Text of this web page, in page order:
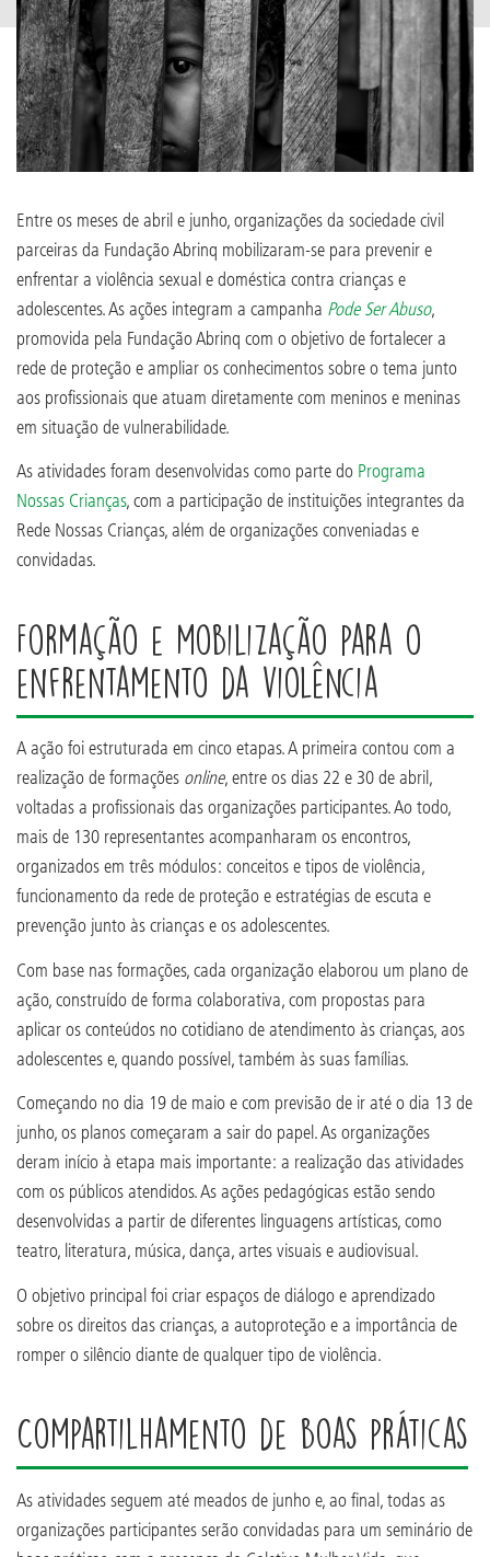
Entre os meses de abril e junho, organizações da sociedade civil
parceiras da Fundação Abrinq mobilizaram-se para prevenir e
enfrentar a violência sexual e doméstica contra crianças e
adolescentes. As ações integram a campanha Pode Ser Abuso,
promovida pela Fundação Abrinq com o objetivo de fortalecer a
rede de proteção e ampliar os conhecimentos sobre o tema junto
aos profissionais que atuam diretamente com meninos e meninas
em situação de vulnerabilidade.
As atividades foram desenvolvidas como parte do Programa
Nossas Crianças, com a participação de instituições integrantes da
Rede Nossas Crianças, além de organizações conveniadas e
convidadas.
Formação e mobilização para o
enfrentamento da violência
A ação foi estruturada em cinco etapas. A primeira contou com a
realização de formações online, entre os dias 22 e 30 de abril,
voltadas a profissionais das organizações participantes. Ao todo,
mais de 130 representantes acompanharam os encontros,
organizados em três módulos: conceitos e tipos de violência,
funcionamento da rede de proteção e estratégias de escuta e
prevenção junto às crianças e os adolescentes.
Com base nas formações, cada organização elaborou um plano de
ação, construído de forma colaborativa, com propostas para
aplicar os conteúdos no cotidiano de atendimento às crianças, aos
adolescentes e, quando possível, também às suas famílias.
Começando no dia 19 de maio e com previsão de ir até o dia 13 de
junho, os planos começaram a sair do papel. As organizações
deram início à etapa mais importante: a realização das atividades
com os públicos atendidos. As ações pedagógicas estão sendo
desenvolvidas a partir de diferentes linguagens artísticas, como
teatro, literatura, música, dança, artes visuais e audiovisual.
O objetivo principal foi criar espaços de diálogo e aprendizado
sobre os direitos das crianças, a autoproteção e a importância de
romper o silêncio diante de qualquer tipo de violência.
Compartilhamento de boas práticas
As atividades seguem até meados de junho e, ao final, todas as
organizações participantes serão convidadas para um seminário de